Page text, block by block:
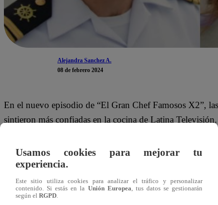
Alejandra Sanchez A.
08 de febrero 2024
En el nuevo episodio de “El Gran Chef Famosos X2”,
sintieron más confiadas en la cocina de Latina
Por ello, las hermanas Hurtado aseguraron que se
Famosos” y también les encantaría tener a Steve Palao
Cabe recordar que este jueves 8 de febrero se vivió la
Usamos cookies para mejorar tu
experiencia.
Este sitio utiliza cookies para analizar el tráfico y personalizar
contenido. Si estás en la Unión Europea, tus datos se gestionarán
según el RGPD.